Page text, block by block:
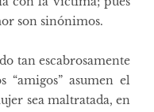
son sinónimos.
tan escabrosamente
asumen el
sea maltratada, en